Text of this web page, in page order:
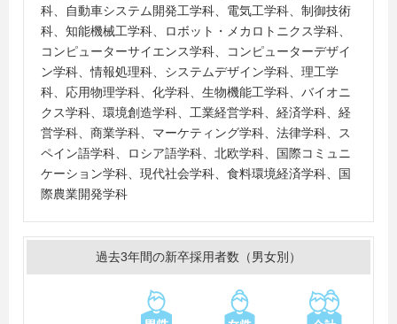
釧路工業高等専門学校、秋田情報ビジネス専門学校、鶴
岡工業高等専門学校、東京都立産業技術高等専門学校、
日本工学院八王子専門学校、大妻女子大学短期大学部、
東京女子体育短期大学、トヨタ東京自動車大学校、専門
学校日産横浜自動車大学校、東京工科自動車大学校中野
校、高山自動車短期大学、あいちビジネス専門学校、中
日本自動車短期大学、名古屋工学院専門学校、名古屋短
期大学、宇部工業高等専門学校
米国セントラルワシントン大学、米国California State
University
科、自動車システム開発工学科、電気工学科、制御技術
科、知能機械工学科、ロボット・メカロトニクス学科、
コンピューターサイエンス学科、コンピューターデザイ
ン学科、情報処理科、システムデザイン学科、理工学
科、応用物理学科、化学科、生物機能工学科、バイオニ
クス学科、環境創造学科、工業経営学科、経済学科、経
営学科、商業学科、マーケティング学科、法律学科、ス
ペイン語学科、ロシア語学科、北欧学科、国際コミュニ
ケーション学科、現代社会学科、食料環境経済学科、国
際農業開発学科
過去3年間の新卒採用者数（男女別）